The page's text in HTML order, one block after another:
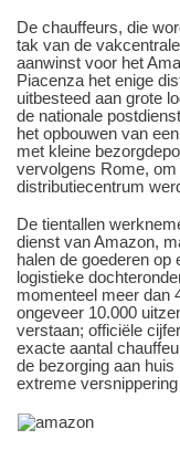
De chauffeurs, die
tak van de
aanwinst voor het
Piacenza het enige
uitbesteed aan grote
de nationale
het opbouwen van
met kleine
vervolgens Rome,
distributiecentrum
De tientallen
dienst van Amazon,
halen de goederen op
logistieke
momenteel meer dan
ongeveer 10.000
verstaan; officiële
exacte aantal
de bezorging aan
extreme